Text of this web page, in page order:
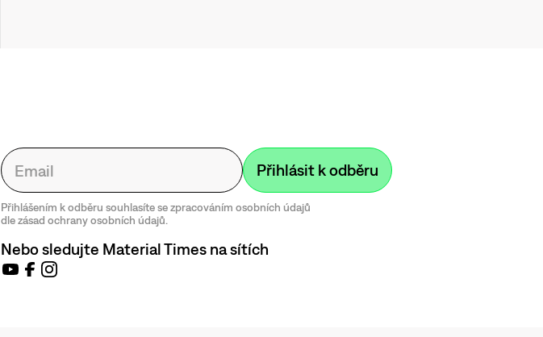
Přihlášením k odběru souhlasíte se zpracováním osobních údajů
dle zásad ochrany osobních údajů.
Nebo sledujte Material Times na sítích